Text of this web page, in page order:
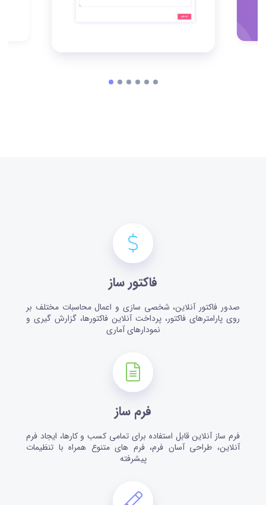
فاکتور ساز
صدور فاکتور آنلاین، شخصی سازی و اعمال محاسبات مختلف بر
روی پارامترهای فاکتور، پرداخت آنلاین فاکتورها، گزارش گیری و
نمودارهای آماری
فرم ساز
فرم ساز آنلاین قابل استفاده برای تمامی کسب و کارها، ایجاد فرم
آنلاین، طراحی آسان فرم، فرم های متنوع همراه با تنظیمات
پیشرفته